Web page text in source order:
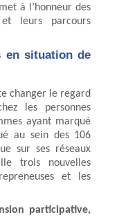
à l’honneur des
leurs parcours
en situation de
changer le regard
les personnes
ayant marqué
au sein des 106
sur ses réseaux
trois nouvelles
et les
participative,